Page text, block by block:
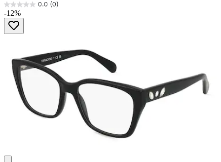
0.0 (0)
0.0
von
Sternen.
-12%